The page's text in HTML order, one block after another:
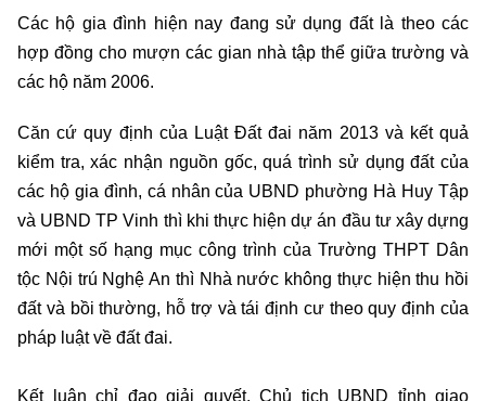
Các hộ gia đình hiện nay đang sử dụng đất là theo các
hợp đồng cho mượn các gian nhà tập thể giữa trường và
các hộ năm 2006.
Căn cứ quy định của Luật Đất đai năm 2013 và kết quả
kiểm tra, xác nhận nguồn gốc, quá trình sử dụng đất của
các hộ gia đình, cá nhân của UBND phường Hà Huy Tập
và UBND TP Vinh thì khi thực hiện dự án đầu tư xây dựng
mới một số hạng mục công trình của Trường THPT Dân
tộc Nội trú Nghệ An thì Nhà nước không thực hiện thu hồi
đất và bồi thường, hỗ trợ và tái định cư theo quy định của
pháp luật về đất đai.
Kết luận chỉ đạo giải quyết, Chủ tịch UBND tỉnh giao